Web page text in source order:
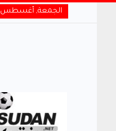
الجمعة, أغسطس 7, 2026